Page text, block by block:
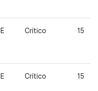
Crítico 15
Crítico 15